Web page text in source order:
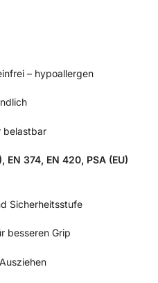
– hypoallergen
belastbar
EN 374, EN 420, PSA (EU)
Sicherheitsstufe
besseren Grip